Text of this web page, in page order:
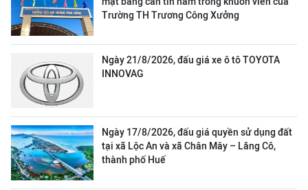
Trường TH Trương Công Xưởng
Ngày 21/8/2026, đấu giá xe ô tô TOYOTA
INNOVAG
Ngày 17/8/2026, đấu giá quyền sử dụng đất
tại xã Lộc An và xã Chân Mây – Lăng Cô,
thành phố Huế